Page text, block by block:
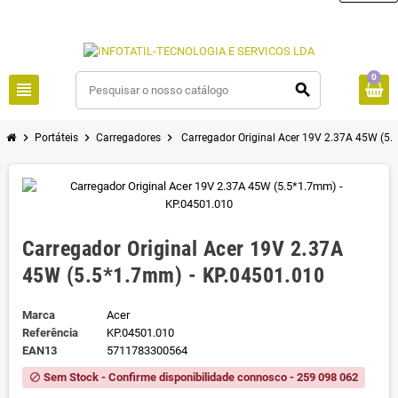
view_headline search
0
chevron_right Portáteis chevron_right Carregadores chevron_right Carregador Original Acer 19V 2.37A 45W
Carregador Original Acer 19V 2.37A
45W (5.5*1.7mm) - KP.04501.010
Marca
Acer
Referência
KP.04501.010
EAN13
5711783300564
block Sem Stock - Confirme disponibilidade connosco - 259 098 062